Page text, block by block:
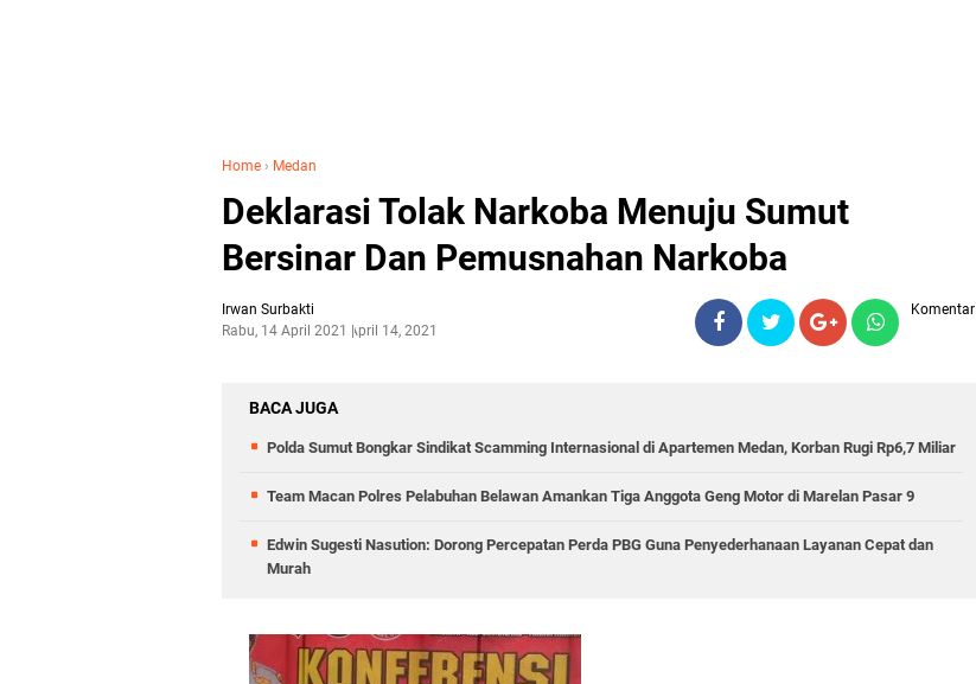
Home › Medan
Deklarasi Tolak Narkoba Menuju Sumut
Bersinar Dan Pemusnahan Narkoba
Irwan Surbakti
Rabu, 14 April 2021
April 14, 2021
Komentar
BACA JUGA
Polda Sumut Bongkar Sindikat Scamming Internasional di Apartemen Medan, Korban Rugi Rp6,7 Miliar
Team Macan Polres Pelabuhan Belawan Amankan Tiga Anggota Geng Motor di Marelan Pasar 9
Edwin Sugesti Nasution: Dorong Percepatan Perda PBG Guna Penyederhanaan Layanan Cepat dan
Murah